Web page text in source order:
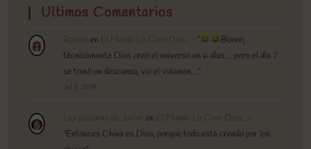
Ultimos Comentarios
Rovica en El Mundo Lo Creo Dios… : “
Bueno,
técnicamente Dios creó el universo en 6 días… pero el día 7
se tomó un descanso, vio el volumen…”
Jul 3, 21:14
Las palabras de Javier en El Mundo Lo Creo Dios… :
“Entonces China es Dios, porque todo está creado por los